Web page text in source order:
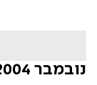
נובמבר 2004